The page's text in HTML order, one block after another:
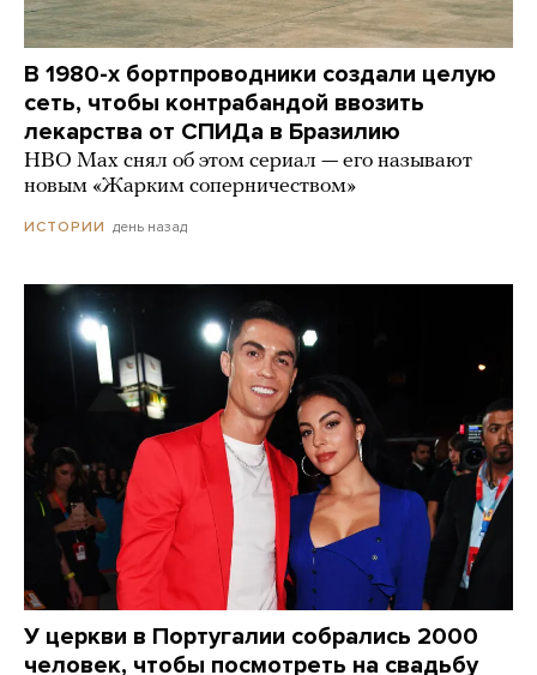
В 1980-х бортпроводники создали целую
сеть, чтобы контрабандой ввозить
лекарства от СПИДа в Бразилию
HBO Max снял об этом сериал — его называют
новым «Жарким соперничеством»
ИСТОРИИ день назад
У церкви в Португалии собрались 2000
человек, чтобы посмотреть на свадьбу